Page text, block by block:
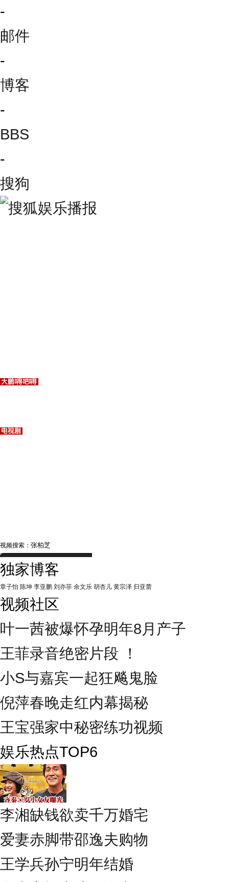
-
邮件
-
博客
-
BBS
-
搜狗
视频搜索：
独家博客
章子怡 陈坤 李亚鹏 刘亦菲 余文乐 胡杏儿 黄宗泽 归亚蕾
视频社区
叶一茜被爆怀孕明年8月产子
王菲录音绝密片段 ！
小S与嘉宾一起狂飚鬼脸
倪萍春晚走红内幕揭秘
王宝强家中秘密练功视频
娱乐热点TOP6
李湘缺钱欲卖千万婚宅
爱妻赤脚带邵逸夫购物
王学兵孙宁明年结婚